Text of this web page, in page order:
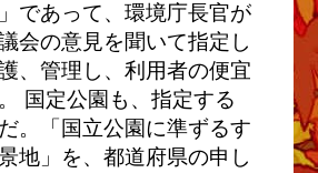
であって、環境庁長官が
会の意見を聞いて指定し
、管理し、利用者の便宜
国定公園も、指定する
。「国立公園に準ずるす
地」を、都道府県の申し